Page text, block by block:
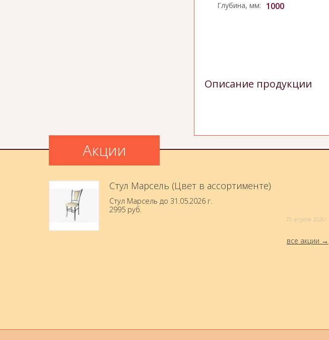
Глубина, мм: 1000
Описание продукции
Акции
Стул Марсель (Цвет в ассортименте)
Стул Марсель до 31.05.2026 г.
2995 руб.
25 aпреля 2026г.
все акции